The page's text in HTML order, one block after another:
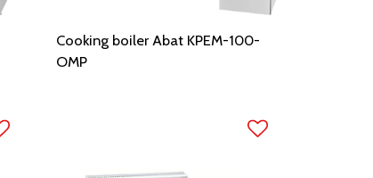
Cooking boiler Abat KPEM-100-
OMP